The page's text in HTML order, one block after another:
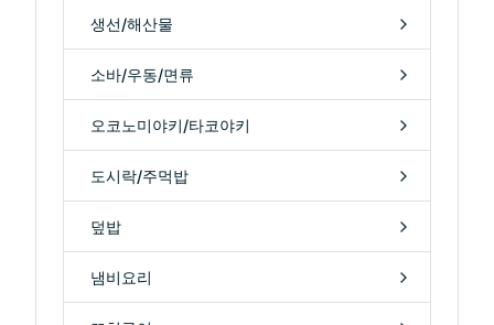
생선/해산물
소바/우동/면류
오코노미야키/타코야키
도시락/주먹밥
덮밥
냄비요리